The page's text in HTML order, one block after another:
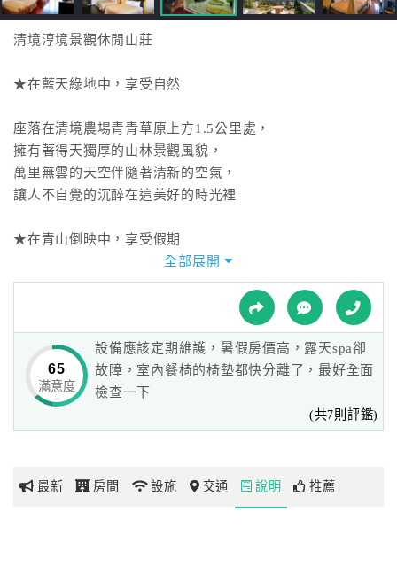
店
訂
HOT
特
色
民
宿
球
網
帶
清境淳境景觀休閒山莊
★在藍天綠地中，享受自然
座落在清境農場青青草原上方1.5公里處，
擁有著得天獨厚的山林景觀風貌，
萬里無雲的天空伴隨著清新的空氣，
讓人不自覺的沉醉在這美好的時光裡
★在青山倒映中，享受假期
除了坐擁山巒美景外，
更能遠眺合歡山、奇萊山的獨特壯闊景觀，
山莊內各項貼心的設施都可讓您感受到濃厚的渡假氛圍，
乾淨舒適的客房是淳境最基本的要求，
而提供尊爵豪華的住宿環境更是淳境追求的目標。
原木地板與雅秀的雕花寢具，
大型的觀景窗以及庭園式觀景陽台，
全部展開
65
滿意度
設備應該定期維護，暑假房價高，露天spa卻
故障，室內餐椅的椅墊都快分離了，最好全面
檢查一下
(共7則評鑑)
最新 房間 設施 交通 說明 推薦